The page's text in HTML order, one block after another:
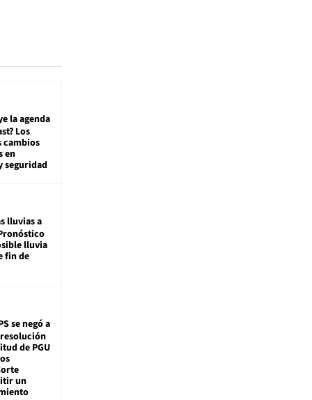
la agenda
Los
cambios
en
seguridad
lluvias a
lluvia
fin de
se negó a
de PGU
un